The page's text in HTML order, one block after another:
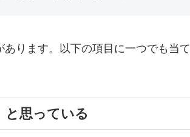
ります。以下の項目に一つでも当て
と思っている